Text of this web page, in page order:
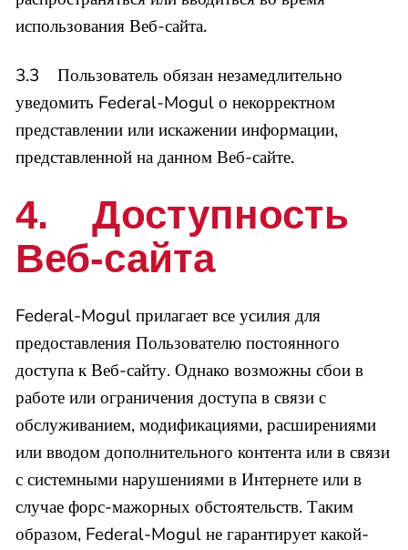
использования Веб-сайта.
3.3 Пользователь обязан незамедлительно
уведомить Federal-Mogul о некорректном
представлении или искажении информации,
представленной на данном Веб-сайте.
4. Доступность
Веб-сайта
Federal-Mogul прилагает все усилия для
предоставления Пользователю постоянного
доступа к Веб-сайту. Однако возможны сбои в
работе или ограничения доступа в связи с
обслуживанием, модификациями, расширениями
или вводом дополнительного контента или в связи
с системными нарушениями в Интернете или в
случае форс-мажорных обстоятельств. Таким
образом, Federal-Mogul не гарантирует какой-